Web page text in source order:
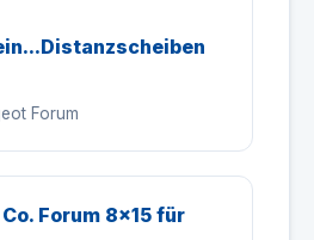
Forum
Forum 8x15 für